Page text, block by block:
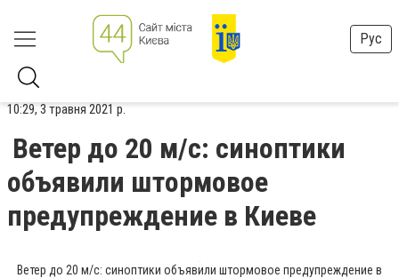
Рус
10:29, 3 травня 2021 р.
Ветер до 20 м/с: синоптики
объявили штормовое
предупреждение в Киеве
Ветер до 20 м/с: синоптики объявили штормовое предупреждение в